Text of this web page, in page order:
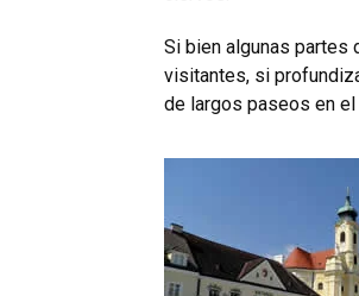
Si bien algunas partes
visitantes, si
de largos paseos en el